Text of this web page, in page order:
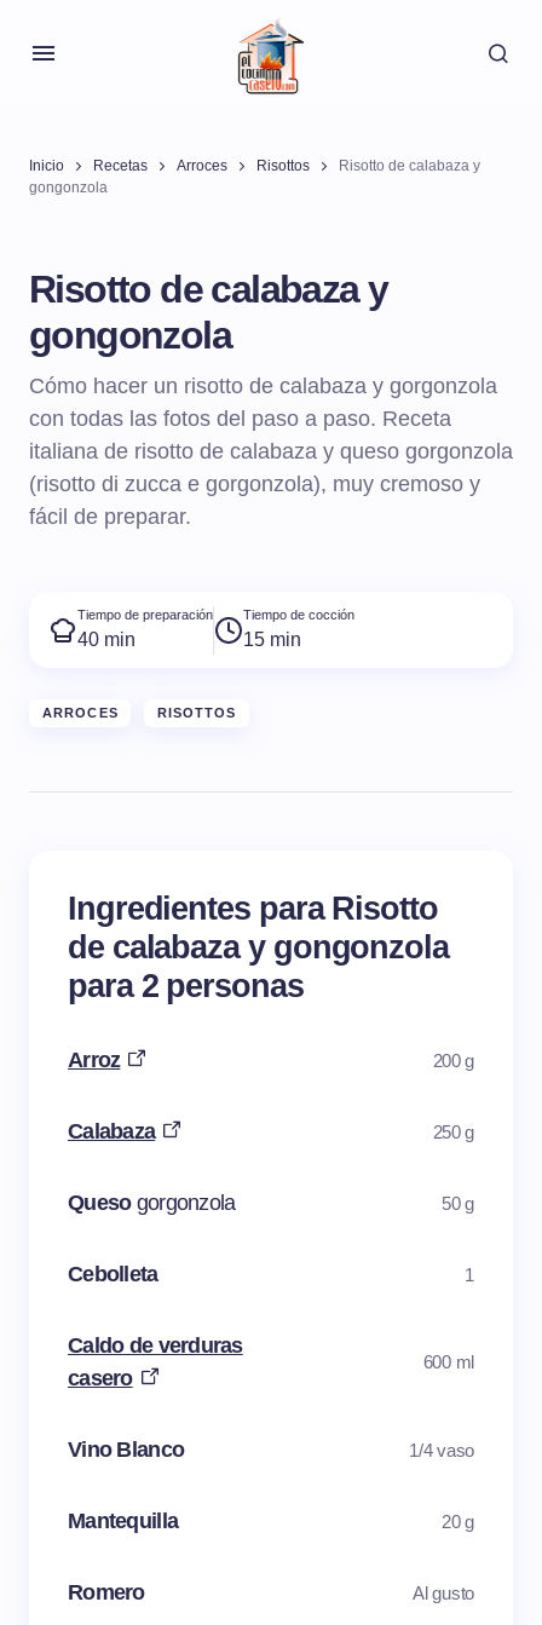
Inicio Recetas Arroces Risottos
Risotto de calabaza y
gongonzola
Risotto de calabaza y
gongonzola
Cómo hacer un risotto de calabaza y gorgonzola
con todas las fotos del paso a paso. Receta
italiana de risotto de calabaza y queso gorgonzola
(risotto di zucca e gorgonzola), muy cremoso y
fácil de preparar.
Tiempo de preparación
40 min
Tiempo de cocción
15 min
ARROCES RISOTTOS
Ingredientes para Risotto
de calabaza y gongonzola
para 2 personas
Arroz 200 g
Calabaza 250 g
Queso gorgonzola 50 g
Cebolleta 1
Caldo de verduras
casero
600 ml
Vino Blanco 1/4 vaso
Mantequilla 20 g
Romero Al gusto